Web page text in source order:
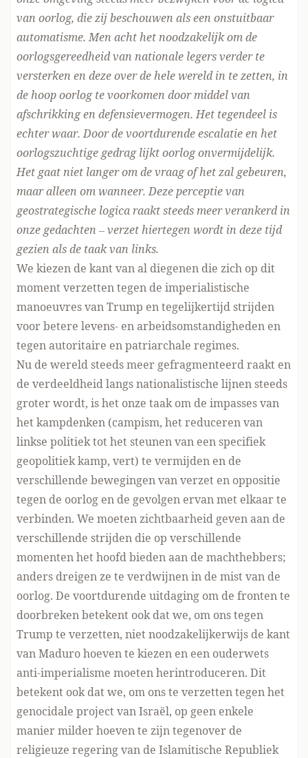
van oorlog, die zij beschouwen als een onstuitbaar
automatisme. Men acht het noodzakelijk om de
oorlogsgereedheid van nationale legers verder te
versterken en deze over de hele wereld in te zetten, in
de hoop oorlog te voorkomen door middel van
afschrikking en defensievermogen. Het tegendeel is
echter waar. Door de voortdurende escalatie en het
oorlogszuchtige gedrag lijkt oorlog onvermijdelijk.
Het gaat niet langer om de vraag of het zal gebeuren,
maar alleen om wanneer. Deze perceptie van
geostrategische logica raakt steeds meer verankerd in
onze gedachten – verzet hiertegen wordt in deze tijd
gezien als de taak van links.
We kiezen de kant van al diegenen die zich op dit
moment verzetten tegen de imperialistische
manoeuvres van Trump en tegelijkertijd strijden
voor betere levens- en arbeidsomstandigheden en
tegen autoritaire en patriarchale regimes.
Nu de wereld steeds meer gefragmenteerd raakt en
de verdeeldheid langs nationalistische lijnen steeds
groter wordt, is het onze taak om de impasses van
het kampdenken (campism, het reduceren van
linkse politiek tot het steunen van een specifiek
geopolitiek kamp, vert) te vermijden en de
verschillende bewegingen van verzet en oppositie
tegen de oorlog en de gevolgen ervan met elkaar te
verbinden. We moeten zichtbaarheid geven aan de
verschillende strijden die op verschillende
momenten het hoofd bieden aan de machthebbers;
anders dreigen ze te verdwijnen in de mist van de
oorlog. De voortdurende uitdaging om de fronten te
doorbreken betekent ook dat we, om ons tegen
Trump te verzetten, niet noodzakelijkerwijs de kant
van Maduro hoeven te kiezen en een ouderwets
anti-imperialisme moeten herintroduceren. Dit
betekent ook dat we, om ons te verzetten tegen het
genocidale project van Israël, op geen enkele
manier milder hoeven te zijn tegenover de
religieuze regering van de Islamitische Republiek